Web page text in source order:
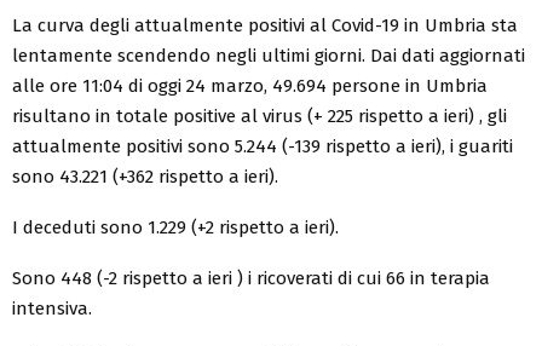
La curva degli attualmente positivi al Covid-19 in Umbria sta
lentamente scendendo negli ultimi giorni. Dai dati aggiornati
alle ore 11:04 di oggi 24 marzo, 49.694 persone in Umbria
risultano in totale positive al virus (+ 225 rispetto a ieri) , gli
attualmente positivi sono 5.244 (-139 rispetto a ieri), i guariti
sono 43.221 (+362 rispetto a ieri).
I deceduti sono 1.229 (+2 rispetto a ieri).
Sono 448 (-2 rispetto a ieri ) i ricoverati di cui 66 in terapia
intensiva.